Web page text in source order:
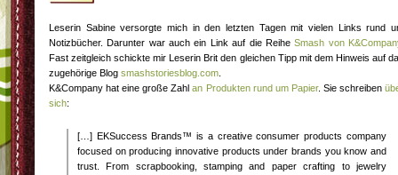
Leserin Sabine versorgte mich in den letzten Tagen mit vielen Links rund
Notizbücher. Darunter war auch ein Link auf die ReiheSmash von
Fast zeitgleich schickte mir Leserin Brit den gleichen Tipp mit dem Hinweis auf
zugehörige Blog smashstoriesblog.com
K&Company hat eine große Zahlan Produkten rund um Papier. Sie schreiben
sich:
[…] EKSuccess Brands™ is a creative consumer products company
focused on producing innovative products under brands you know and
trust. From scrapbooking, stamping and paper crafting to jewelry